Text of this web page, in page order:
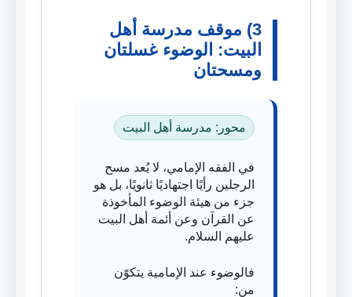
3) موقف مدرسة أهل
البيت: الوضوء غسلتان
ومسحتان
محور: مدرسة أهل البيت
في الفقه الإمامي، لا يُعد مسح
الرجلين رأيًا اجتهاديًا ثانويًا، بل هو
جزء من هيئة الوضوء المأخوذة
عن القرآن وعن أئمة أهل البيت
عليهم السلام.
فالوضوء عند الإمامية يتكوّن
من: